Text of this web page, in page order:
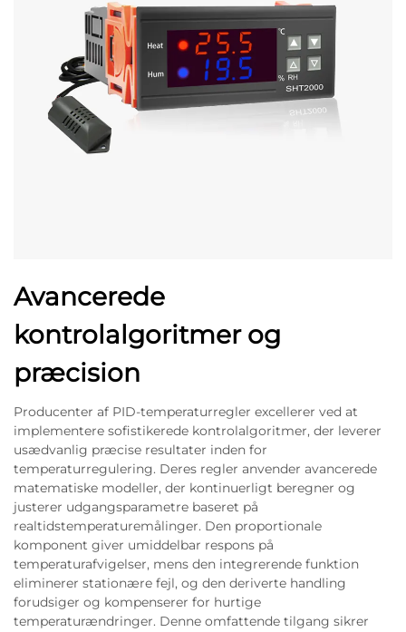
Avancerede
kontrolalgoritmer og
præcision
Producenter af PID-temperaturregler excellerer ved at
implementere sofistikerede kontrolalgoritmer, der leverer
usædvanlig præcise resultater inden for
temperaturregulering. Deres regler anvender avancerede
matematiske modeller, der kontinuerligt beregner og
justerer udgangsparametre baseret på
realtidstemperaturemålinger. Den proportionale
komponent giver umiddelbar respons på
temperaturafvigelser, mens den integrerende funktion
eliminerer stationære fejl, og den deriverte handling
forudsiger og kompenserer for hurtige
temperaturændringer. Denne omfattende tilgang sikrer